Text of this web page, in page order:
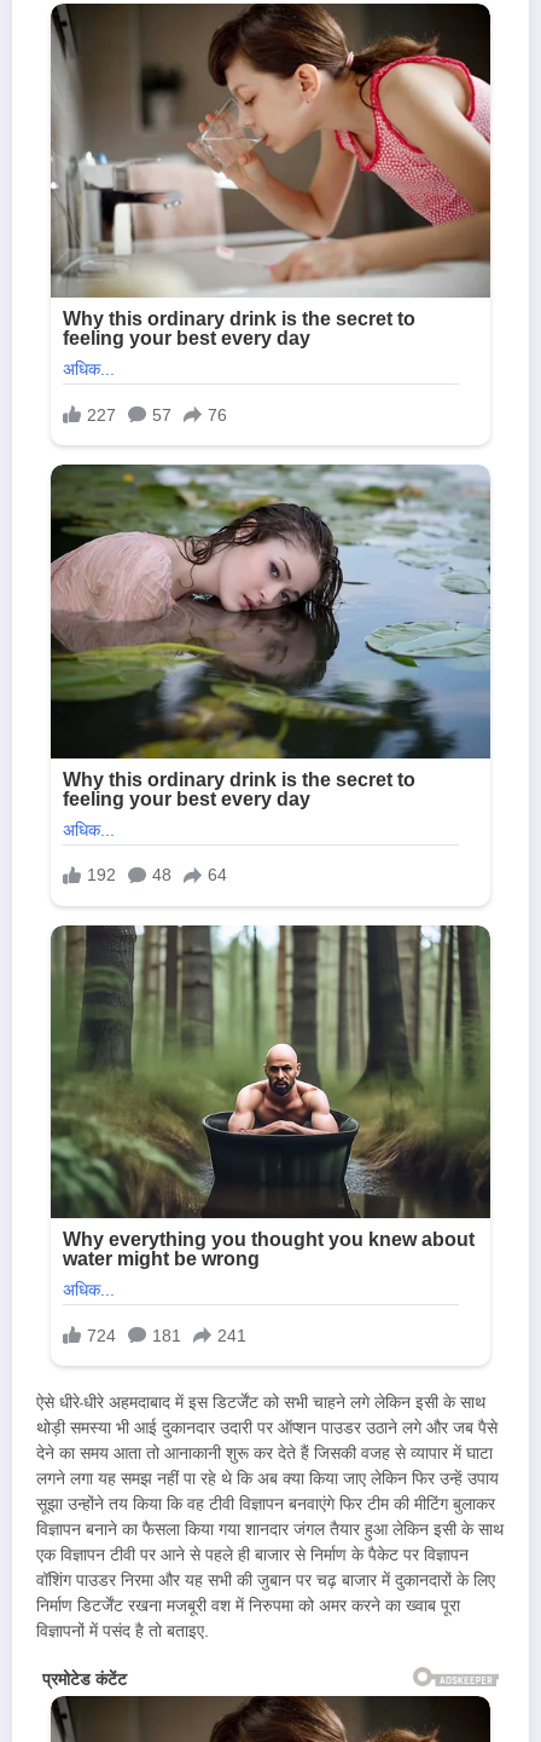
ऐसे धीरे-धीरे अहमदाबाद में इस डिटर्जेंट को सभी चाहने लगे लेकिन इसी के साथ
थोड़ी समस्या भी आई दुकानदार उदारी पर ऑप्शन पाउडर उठाने लगे और जब पैसे
देने का समय आता तो आनाकानी शुरू कर देते हैं जिसकी वजह से व्यापार में घाटा
लगने लगा यह समझ नहीं पा रहे थे कि अब क्या किया जाए लेकिन फिर उन्हें उपाय
सूझा उन्होंने तय किया कि वह टीवी विज्ञापन बनवाएंगे फिर टीम की मीटिंग बुलाकर
विज्ञापन बनाने का फैसला किया गया शानदार जंगल तैयार हुआ लेकिन इसी के साथ
एक विज्ञापन टीवी पर आने से पहले ही बाजार से निर्माण के पैकेट पर विज्ञापन
वॉशिंग पाउडर निरमा और यह सभी की जुबान पर चढ़ बाजार में दुकानदारों के लिए
निर्माण डिटर्जेंट रखना मजबूरी वश में निरुपमा को अमर करने का ख्वाब पूरा
विज्ञापनों में पसंद है तो बताइए.